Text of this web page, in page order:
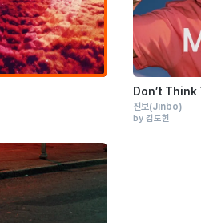
Don’t
진보(Jinbo)
by 김도헌